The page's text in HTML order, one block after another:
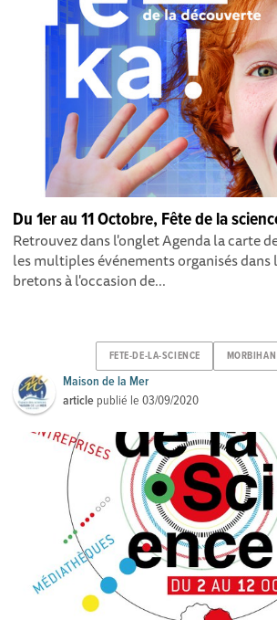
Du 1er au 11 Octobre, Fête de la
Retrouvez dans l'onglet Agenda la carte
les multiples événements organisés
bretons à l'occasion de...
FETE-DE-LA-SCIENCE MORBIHAN
Maison de la Mer
article publié le03/09/2020